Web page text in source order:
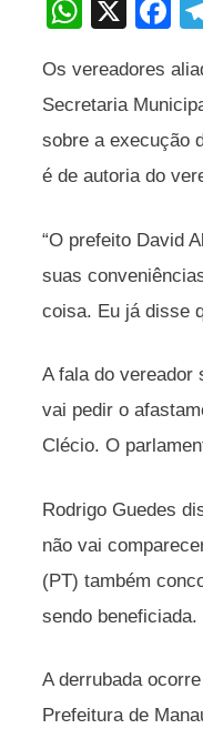
W
at
s
A
p
p
X
F
c
e
b
o
o
k
Os vereadores
Secretaria
sobre a execução
é de autoria do
“O prefeito David
suas
coisa. Eu já disse
A fala do vereador
vai pedir o
Clécio. O
Rodrigo Guedes
não vai
(PT) também
sendo beneficiada.
A derrubada
Prefeitura de